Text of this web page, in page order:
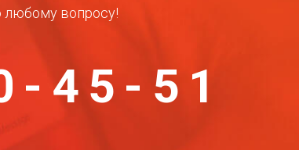
любому вопросу!
45-51